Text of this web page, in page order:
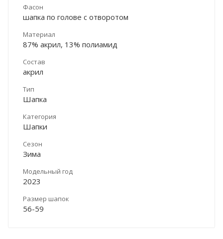
Фасон
шапка по голове с отворотом
Материал
87% акрил, 13% полиамид
Состав
акрил
Тип
Шапка
Категория
Шапки
Сезон
Зима
Модельный год
2023
Размер шапок
56-59